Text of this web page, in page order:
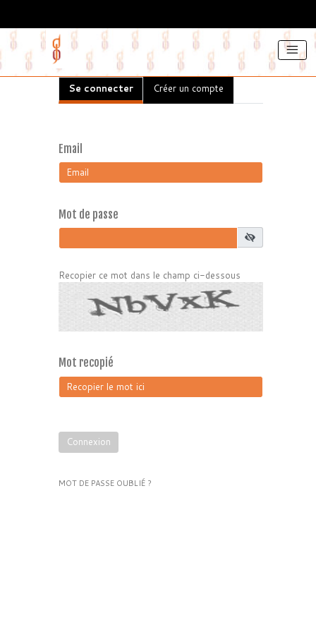
Se connecter Créer un compte
Email
Mot de passe
Recopier ce mot dans le champ ci-dessous
Mot recopié
Connexion
MOT DE PASSE OUBLIÉ ?